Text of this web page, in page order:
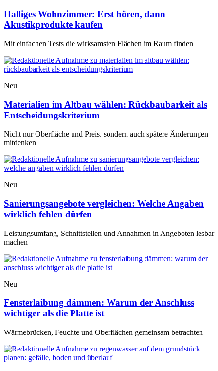
Halliges Wohnzimmer: Erst hören, dann
Akustikprodukte kaufen
Mit einfachen Tests die wirksamsten Flächen im Raum finden
Neu
Materialien im Altbau wählen: Rückbaubarkeit als
Entscheidungskriterium
Nicht nur Oberfläche und Preis, sondern auch spätere Änderungen
mitdenken
Neu
Sanierungsangebote vergleichen: Welche Angaben
wirklich fehlen dürfen
Leistungsumfang, Schnittstellen und Annahmen in Angeboten lesbar
machen
Neu
Fensterlaibung dämmen: Warum der Anschluss
wichtiger als die Platte ist
Wärmebrücken, Feuchte und Oberflächen gemeinsam betrachten